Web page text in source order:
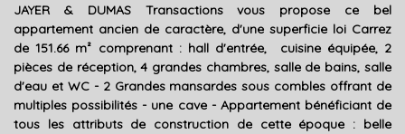
JAYER & DUMAS Transactions vous propose ce bel
appartement ancien de caractère, d'une superficie loi Carrez
de 151.66 m² comprenant : hall d'entrée, cuisine équipée, 2
pièces de réception, 4 grandes chambres, salle de bains, salle
d'eau et WC - 2 Grandes mansardes sous combles offrant de
multiples possibilités - une cave - Appartement bénéficiant de
tous les attributs de construction de cette époque : belle